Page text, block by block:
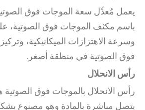
يعمل مُعدِّل سعة الموجات فوق
باسم مكثف الموجات فوق الصوتية،
وسرعة الاهتزازات الميكانيكية،
فوق الصوتية في منطقة أصغر.
رأس الانحلال
رأس الانحلال بالموجات فوق الصوتية
يتصل مباشرة بالمادة وهو مصنوع